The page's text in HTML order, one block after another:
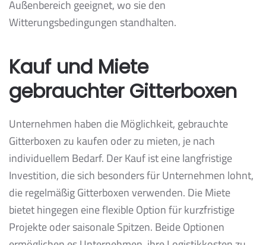
Außenbereich geeignet, wo sie den
Witterungsbedingungen standhalten.
Kauf und Miete
gebrauchter Gitterboxen
Unternehmen haben die Möglichkeit, gebrauchte
Gitterboxen zu kaufen oder zu mieten, je nach
individuellem Bedarf. Der Kauf ist eine langfristige
Investition, die sich besonders für Unternehmen lohnt,
die regelmäßig Gitterboxen verwenden. Die Miete
bietet hingegen eine flexible Option für kurzfristige
Projekte oder saisonale Spitzen. Beide Optionen